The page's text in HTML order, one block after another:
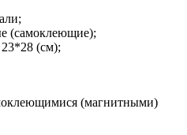
(самоклеющие);
(см);
(магнитными)